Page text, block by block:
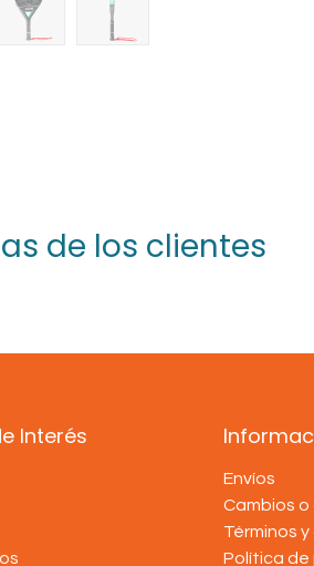
de los clientes
Interés
Envíos
Cambios
Términos
Política de